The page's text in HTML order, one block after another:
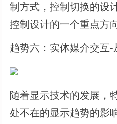
制方式，控制切换的设
控制设计的一个重点方
趋势六：实体媒介交互
随着显示技术的发展，
处不在的显示趋势的影